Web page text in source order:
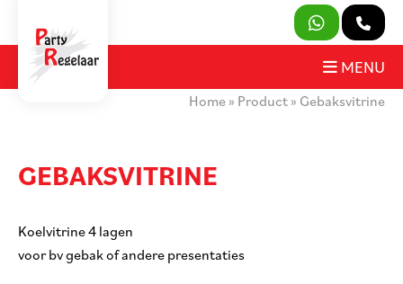
SLUITEN
OVER ONS
CONTACT
MENU
Home » Product » Gebaksvitrine
GEBAKSVITRINE
Koelvitrine 4 lagen
voor bv gebak of andere presentaties